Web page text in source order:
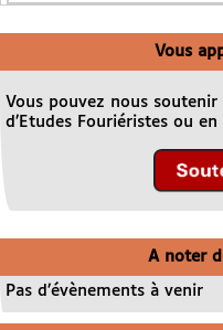
Vous
Vous pouvez nous soutenir
d’Etudes Fouriéristes ou
A noter
Pas d’évènements à venir